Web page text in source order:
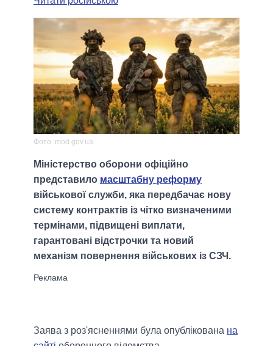
Фото: mod.gov.ua
Міністерство оборони офіційно
представило масштабну реформу
військової служби, яка передбачає нову
систему контрактів із чітко визначеними
термінами, підвищені виплати,
гарантовані відстрочки та новий
механізм повернення військових із СЗЧ.
Заява з роз'ясненнями була опублікована на